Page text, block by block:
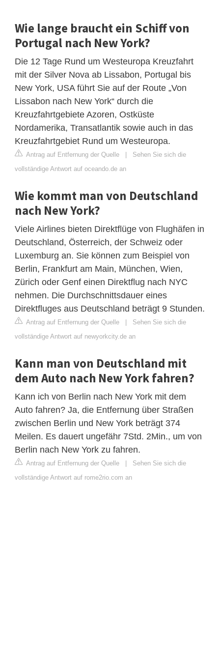
Wie lange braucht ein Schiff von
Portugal nach New York?
Die 12 Tage Rund um Westeuropa Kreuzfahrt
mit der Silver Nova ab Lissabon, Portugal bis
New York, USA führt Sie auf der Route „Von
Lissabon nach New York“ durch die
Kreuzfahrtgebiete Azoren, Ostküste
Nordamerika, Transatlantik sowie auch in das
Kreuzfahrtgebiet Rund um Westeuropa.
Antrag auf Entfernung der Quelle | Sehen Sie sich die
vollständige Antwort auf oceando.de an
Wie kommt man von Deutschland
nach New York?
Viele Airlines bieten Direktflüge von Flughäfen in
Deutschland, Österreich, der Schweiz oder
Luxemburg an. Sie können zum Beispiel von
Berlin, Frankfurt am Main, München, Wien,
Zürich oder Genf einen Direktflug nach NYC
nehmen. Die Durchschnittsdauer eines
Direktfluges aus Deutschland beträgt 9 Stunden.
Antrag auf Entfernung der Quelle | Sehen Sie sich die
vollständige Antwort auf newyorkcity.de an
Kann man von Deutschland mit
dem Auto nach New York fahren?
Kann ich von Berlin nach New York mit dem
Auto fahren? Ja, die Entfernung über Straßen
zwischen Berlin und New York beträgt 374
Meilen. Es dauert ungefähr 7Std. 2Min., um von
Berlin nach New York zu fahren.
Antrag auf Entfernung der Quelle | Sehen Sie sich die
vollständige Antwort auf rome2rio.com an